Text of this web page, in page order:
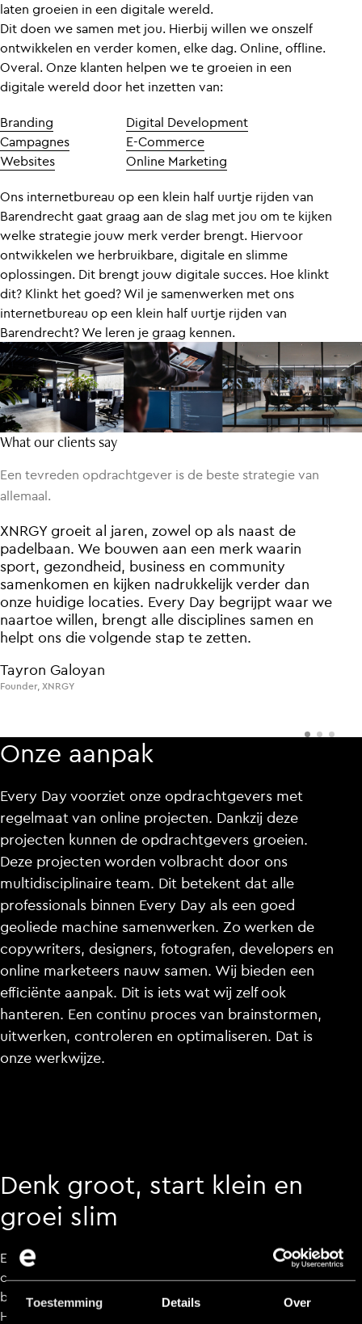
Toestemming Details Over
laten groeien in een digitale wereld.
Dit doen we samen met jou. Hierbij willen we onszelf
ontwikkelen en verder komen, elke dag. Online, offline.
Overal. Onze klanten helpen we te groeien in een
digitale wereld door het inzetten van:
Branding
Campagnes
Websites
Digital Development
E-Commerce
Online Marketing
Ons internetbureau op een klein half uurtje rijden van
Barendrecht gaat graag aan de slag met jou om te kijken
welke strategie jouw merk verder brengt. Hiervoor
ontwikkelen we herbruikbare, digitale en slimme
oplossingen. Dit brengt jouw digitale succes. Hoe klinkt
dit? Klinkt het goed? Wil je samenwerken met ons
internetbureau op een klein half uurtje rijden van
Barendrecht? We leren je graag kennen.
What our clients say
Een tevreden opdrachtgever is de beste strategie van
allemaal.
In de overstap en eerste campagnes heeft Every
Day direct haar karakter en waarde bewezen.
draaide de beste Black Friday sinds jaren en
bouwenvanuit een slimme strategie eenveel
betere performance.
Steven Schoonakker
XNRGY groeit al jaren, zowel op als naast de
padelbaan. We bouwen aan een merkwaarin
sport, gezondheid, business en community
samenkomen en kijken nadrukkelijkverder dan
onze huidige locaties. Every Day begrijptwaarwe
naartoewillen, brengt alle disciplines samen en
helpt ons dievolgende stap te zetten.
Tayron Galoyan
Founder, XNRGY
Every Day heeft ons de afgelopen jaren geholpen
om onze boodschap niet alleen tevertellen, maar
echt te laten landen bij inwoners. Met een
creatieve aanpak en middelen dieverder gaan
danwat je normaal gesproken van een gemeente
verwacht, gaanwe mee met de tijd en sluitenwe
veel beter aan op hoe mensen vandaag
Krista van Zeijl
In de overstap en eerste campagnes heeft Every
Day direct haar karakter en waarde bewezen.
draaide de beste Black Friday sinds jaren en
bouwenvanuit een slimme strategie eenveel
betere performance.
Steven Schoonakker
XNRGY groeit al jaren, zowel op als naast de
padelbaan. We bouwen aan een merkwaarin
sport, gezondheid, business en community
samenkomen en kijken nadrukkelijkverder dan
onze huidige locaties. Every Day begrijptwaarwe
naartoewillen, brengt alle disciplines samen en
helpt ons dievolgende stap te zetten.
Tayron Galoyan
Founder, XNRGY
Onze aanpak
Every Day voorziet onze opdrachtgevers met
regelmaat van online projecten. Dankzij deze
projecten kunnen de opdrachtgevers groeien.
Deze projecten worden volbracht door ons
multidisciplinaire team. Dit betekent dat alle
professionals binnen Every Day als een goed
geoliede machine samenwerken. Zo werken de
copywriters, designers, fotografen, developers en
online marketeers nauw samen. Wij bieden een
efficiënte aanpak. Dit is iets wat wij zelf ook
hanteren. Een continu proces van brainstormen,
uitwerken, controleren en optimaliseren. Dat is
onze werkwijze.
Denk groot, start klein en
groei slim
Een idee ligt aan de oorsprong van succes. Een idee
creëer je. Een idee ontstaat niet plotseling. Wij starten
bij elke opdrachtgever met een brainstormsessie.
Hierbij zijn de professionals aanwezig van Every Day. Na